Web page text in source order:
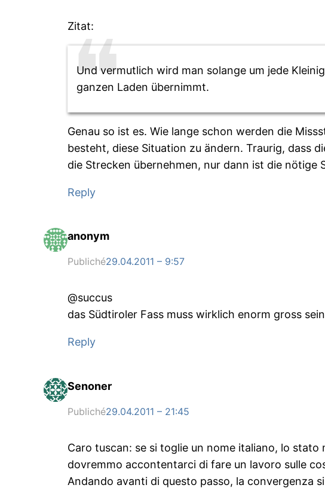
Zitat:
Und vermutlich wird man solange um jede
ganzen Laden übernimmt.
Genau so ist es. Wie lange schon werden die
besteht, diese Situation zu ändern. Traurig, dass
die Strecken übernehmen, nur dann ist die nötige
Reply
anonym
Publiché29.04.2011 – 9:57
@succus
das Südtiroler Fass muss wirklich enorm gross
Reply
Senoner
Publiché29.04.2011 – 21:45
Caro tuscan: se si toglie un nome italiano, lo
dovremmo accontentarci di fare un lavoro sulle
Andando avanti di questo passo, la convergenza